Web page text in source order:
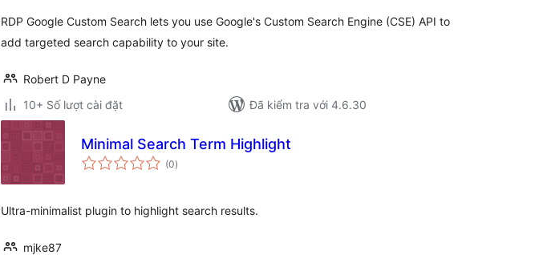
RDP Google Custom Search lets you use Google's Custom Search Engine (CSE) API to
add targeted search capability to your site.
Robert D Payne
10+ Số lượt cài đặt
Đã kiểm tra với 4.6.30
Minimal Search Term Highlight
(0tổng
đánh
)
Ultra-minimalist plugin to highlight search results.
mjke87